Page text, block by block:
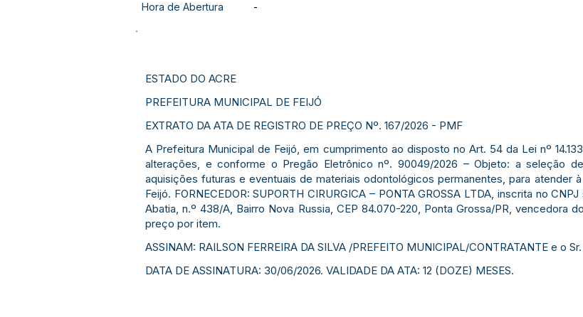
Hora de Abertura -
ESTADO DO ACRE
PREFEITURA MUNICIPAL DE FEIJÓ
EXTRATO DA ATA DE REGISTRO DE PREÇO Nº. 167/2026 - PMF
A Prefeitura Municipal de Feijó, em cumprimento ao disposto no Art. 54 da Lei nº
alterações, e conforme o Pregão Eletrônico nº. 90049/2026 – Objeto: a seleção
aquisições futuras e eventuais de materiais odontológicos permanentes, para atender à
Feijó. FORNECEDOR: SUPORTH CIRURGICA – PONTA GROSSA LTDA, inscrita no
Abatia, n.º 438/A, Bairro Nova Russia, CEP 84.070-220, Ponta Grossa/PR, vencedora
preço por item.
ASSINAM: RAILSON FERREIRA DA SILVA /PREFEITO MUNICIPAL/CONTRATANTE e o
DATA DE ASSINATURA: 30/06/2026. VALIDADE DA ATA: 12 (DOZE) MESES.